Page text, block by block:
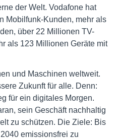
der Welt. Vodafone hat
Mobilfunk-Kunden, mehr als
über 22 Millionen TV-
als 123 Millionen Geräte mit
und Maschinen weltweit.
Zukunft für alle. Denn:
für ein digitales Morgen.
sein Geschäft nachhaltig
zu schützen. Die Ziele: Bis
emissionsfrei zu